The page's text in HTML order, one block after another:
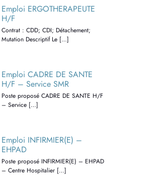
Emploi ERGOTHERAPEUTE
H/F
Contrat : CDD; CDI; Détachement;
Mutation Descriptif Le […]
Emploi CADRE DE SANTE
H/F – Service SMR
Poste proposé CADRE DE SANTE H/F
– Service […]
Emploi INFIRMIER(E) –
EHPAD
Poste proposé INFIRMIER(E) – EHPAD
– Centre Hospitalier […]